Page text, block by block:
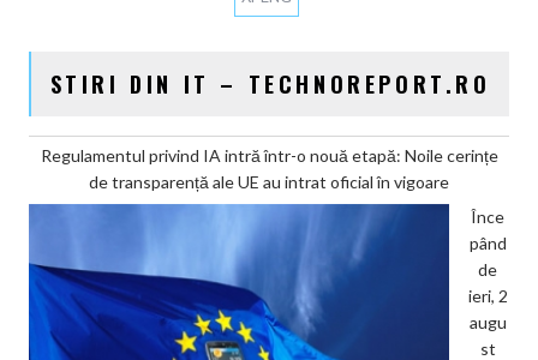
STIRI DIN IT – TECHNOREPORT.RO
Regulamentul privind IA intră într-o nouă etapă: Noile cerințe
de transparență ale UE au intrat oficial în vigoare
Înce
pând
de
ieri, 2
augu
st